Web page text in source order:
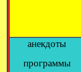
анекдоты
программы